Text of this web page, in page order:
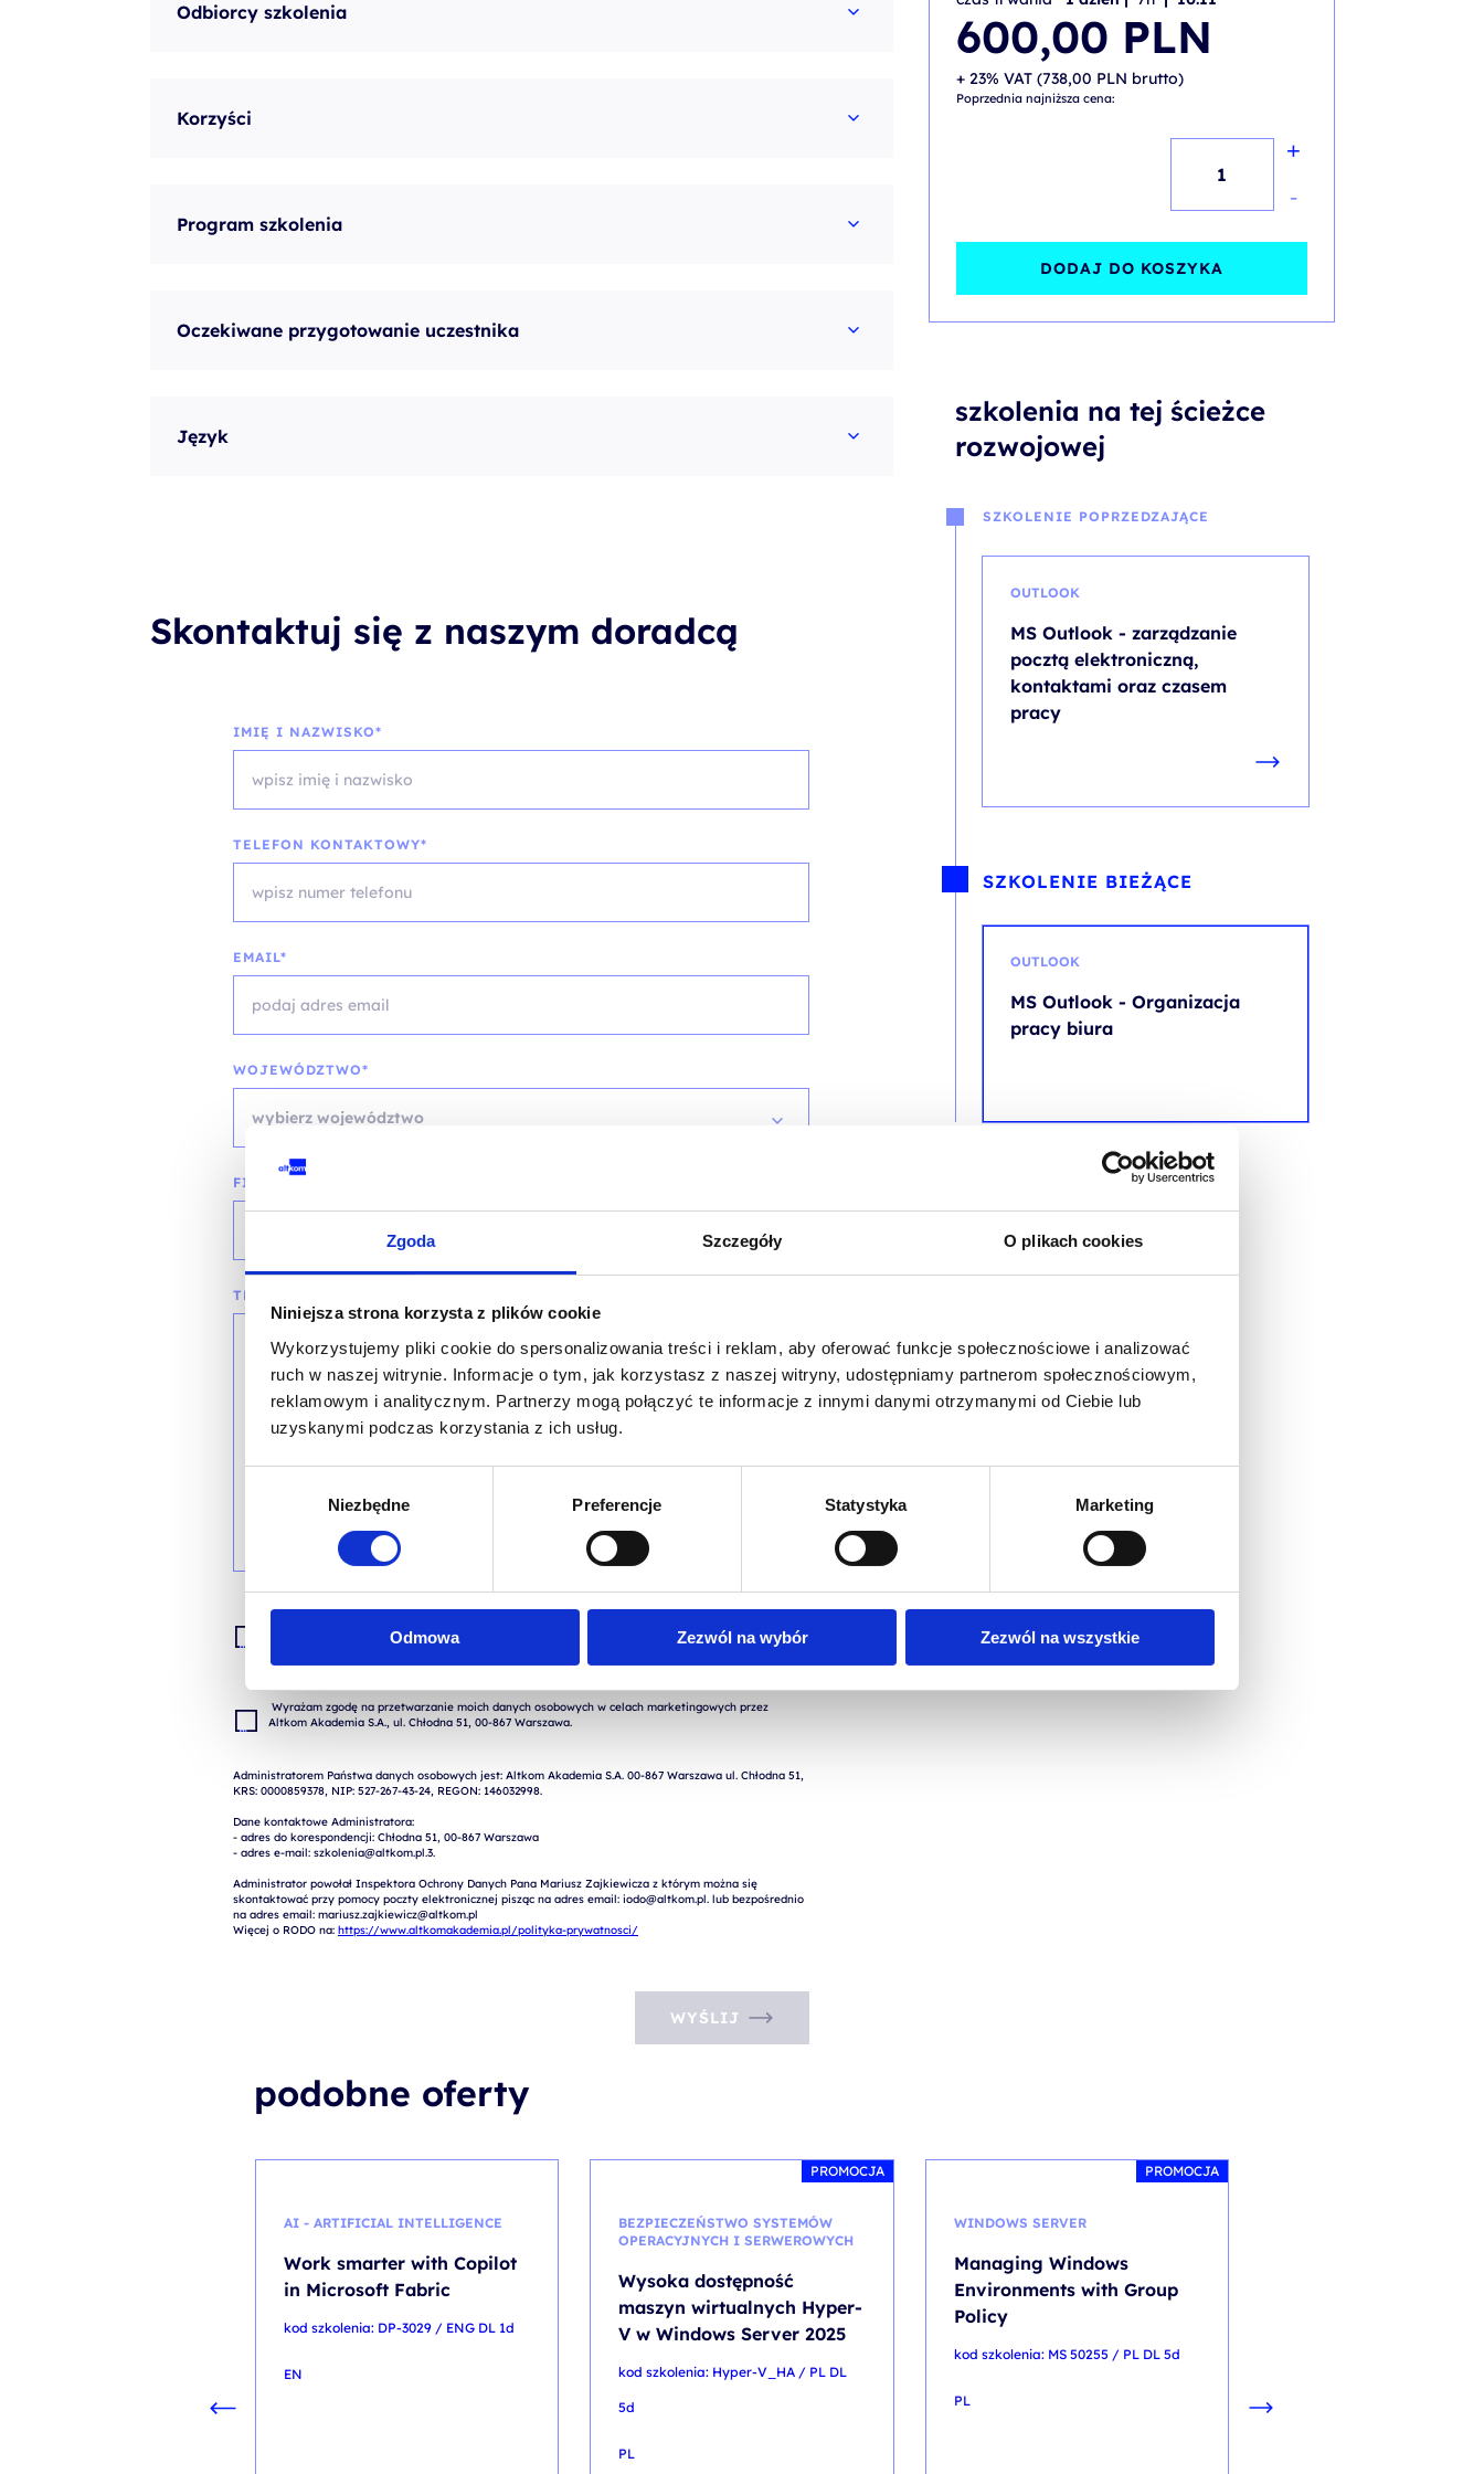
Zgoda Szczegóły O plikach cookies
Niniejsza strona korzysta z plików cookie
Wykorzystujemy pliki cookie do spersonalizowania treści i reklam, aby oferować funkcje społecznościowe i analizować
ruch w naszej witrynie. Informacje o tym, jak korzystasz z naszej witryny, udostępniamy partnerom społecznościowym,
reklamowym i analitycznym. Partnerzy mogą połączyć te informacje z innymi danymi otrzymanymi od Ciebie lub
uzyskanymi podczas korzystania z ich usług.
Niezbędne Preferencje Statystyka Marketing
Odmowa Zezwól na wybór Zezwól na wszystkie
szkolenia Broadcom
formuły szkoleń MS
Odbiorcy szkolenia
Korzyści
Program szkolenia
Oczekiwane przygotowanie uczestnika
Język
Skontaktuj się z naszym doradcą
IMIĘ I NAZWISKO*
TELEFON KONTAKTOWY*
EMAIL*
WOJEWÓDZTWO*
wybierz województwo
FIRMA
TREŚĆ WIADOMOŚCI*
zgłoszenia (przygotowania odpowiedzi, oferty, kontaktu) przez Altkom Akademia S.A., ul. Chłodna
Administratorem Państwa danych osobowych jest: Altkom Akademia S.A. 00-867 Warszawa ul. Chłodna 51,
KRS: 0000859378, NIP: 527-267-43-24, REGON: 146032998.
Dane kontaktowe Administratora:
- adres do korespondencji: Chłodna 51, 00-867 Warszawa
- adres e-mail: szkolenia@altkom.pl.3.
Administrator powołał Inspektora Ochrony Danych Pana Mariusz Zajkiewicza z którym można się
skontaktować przy pomocy poczty elektronicznej pisząc na adres email: iodo@altkom.pl. lub bezpośrednio
na adres email: mariusz.zajkiewicz@altkom.pl
Więcej o RODO na: https://www.altkomakademia.pl/polityka-prywatnosci/
WYŚLIJ
600,00 PLN
+ 23% VAT (738,00 PLN brutto)
Poprzednia najniższa cena:
-
Organizacja
+
-
DODAJ DO KOSZYKA
szkolenia na tej ścieżce
rozwojowej
SZKOLENIE POPRZEDZAJĄCE
OUTLOOK
MS Outlook - zarządzanie
pocztą elektroniczną,
kontaktami oraz czasem
pracy
SZKOLENIE BIEŻĄCE
OUTLOOK
MS Outlook - Organizacja
pracy biura
podobne oferty
AI - ARTIFICIAL INTELLIGENCE
Work smarter with Copilot
in Microsoft Fabric
kod szkolenia: DP-3029 / ENG DL 1d
EN
PROMOCJA
BEZPIECZEŃSTWO SYSTEMÓW
OPERACYJNYCH I SERWEROWYCH
Wysoka dostępność
maszyn wirtualnych Hyper-
V w Windows Server 2025
kod szkolenia: Hyper-V_HA / PL DL
5d
PL
PROMOCJA
WINDOWS SERVER
Managing Windows
Environments with Group
Policy
kod szkolenia: MS 50255 / PL DL 5d
PL